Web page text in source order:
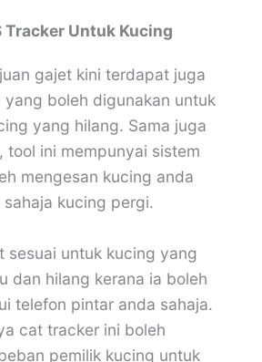
Tracker Untuk Kucing
gajet kini terdapat juga
boleh digunakan untuk
yang hilang. Sama juga
tool ini mempunyai sistem
mengesan kucing anda
kucing pergi.
sesuai untuk kucing yang
dan hilang kerana ia boleh
telefon pintar anda sahaja.
cat tracker ini boleh
pemilik kucing untuk